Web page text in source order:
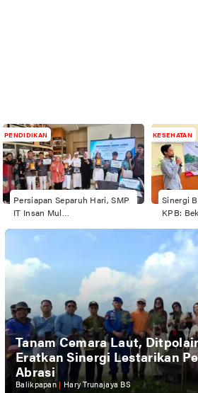
PENDIDIKAN
Persiapan Separuh Hari, SMP
IT Insan Mul…
KESEHATAN
Sinergi
KPB:
Tanam Cemara Laut,
Eratkan Sinergi Lestarikan
Abrasi
Balikpapan | Hary Trunajaya BS